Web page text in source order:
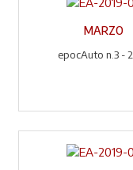
MARZO
epocAuto n.3 -